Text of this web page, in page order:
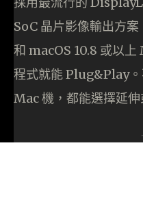
SoC 晶片影像輸出方
和 macOS 10.8 或以
程式就能 Plug&Play
Mac 機，都能選擇延